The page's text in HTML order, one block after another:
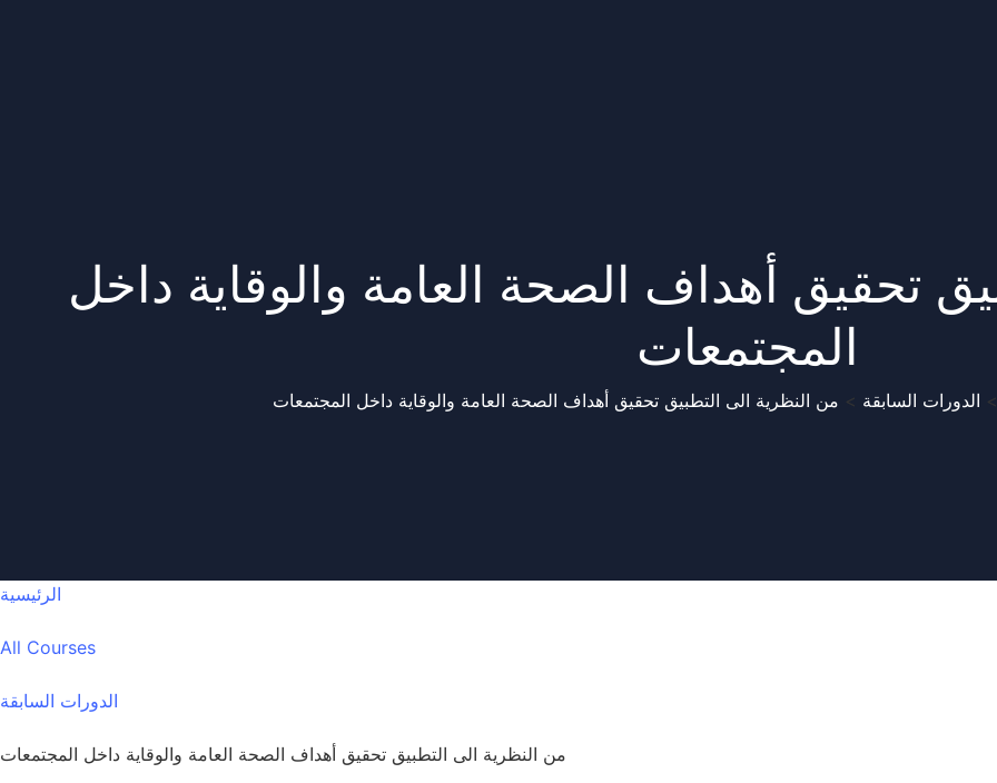
تحقيق أهداف الصحة العامة والوقاية داخل
المجتمعات
> الدورات السابقة > من النظرية الى التطبيق تحقيق أهداف الصحة العامة والوقاية داخل المجتمعات
الرئيسية
All Courses
الدورات السابقة
من النظرية الى التطبيق تحقيق أهداف الصحة العامة والوقاية داخل المجتمعات